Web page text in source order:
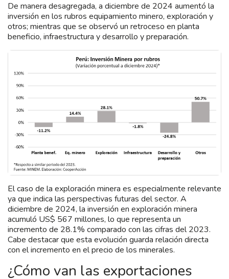
De manera desagregada, a diciembre de 2024 aumentó la
inversión en los rubros equipamiento minero, exploración y
otros; mientras que se observó un retroceso en planta
beneficio, infraestructura y desarrollo y preparación.
El caso de la exploración minera es especialmente relevante
ya que indica las perspectivas futuras del sector. A
diciembre de 2024, la inversión en exploración minera
acumuló US$ 567 millones, lo que representa un
incremento de 28.1% comparado con las cifras del 2023.
Cabe destacar que esta evolución guarda relación directa
con el incremento en el precio de los minerales.
¿Cómo van las exportaciones